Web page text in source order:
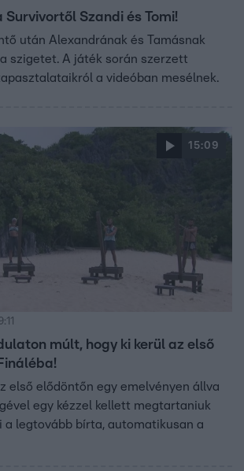
Survivortől Szandi és Tomi!
után Alexandrának és Tamásnak
szigetet. A játék során szerzett
a videóban mesélnek.
15:09
múlt, hogy ki kerül az első
első elődöntőn egy emelvényen állva
egy kézzel kellett megtartaniuk
a legtovább bírta, automatikusan a